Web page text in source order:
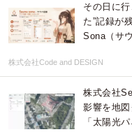
その日に
た”記録が
Sona（サ
株式会社Code and DESIGN
株式会社
影響を地
「太陽光